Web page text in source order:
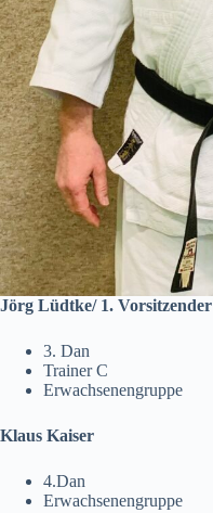
Jörg Lüdtke/ 1. Vorsitzender
3. Dan
Trainer C
Erwachsenengruppe
Klaus Kaiser
4.Dan
Erwachsenengruppe